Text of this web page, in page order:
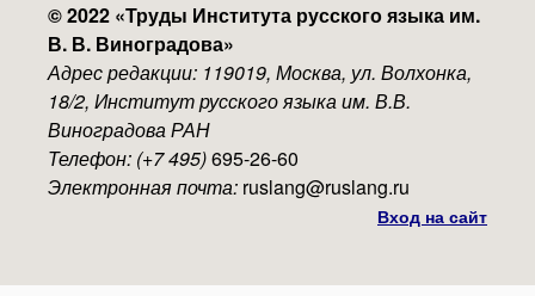
© 2022 «Труды Института русского языка им.
В. В. Виноградова»
Адрес редакции: 119019, Москва, ул. Волхонка,
18/2, Институт русского языка им. В.В.
Виноградова РАН
Телефон: (+7 495)695-26-60
Электронная почта: ruslang@ruslang.ru
Вход на сайт